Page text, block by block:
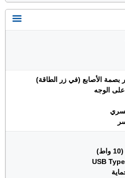
بصمة الأصابع (في زر الطاقة)
الوجه